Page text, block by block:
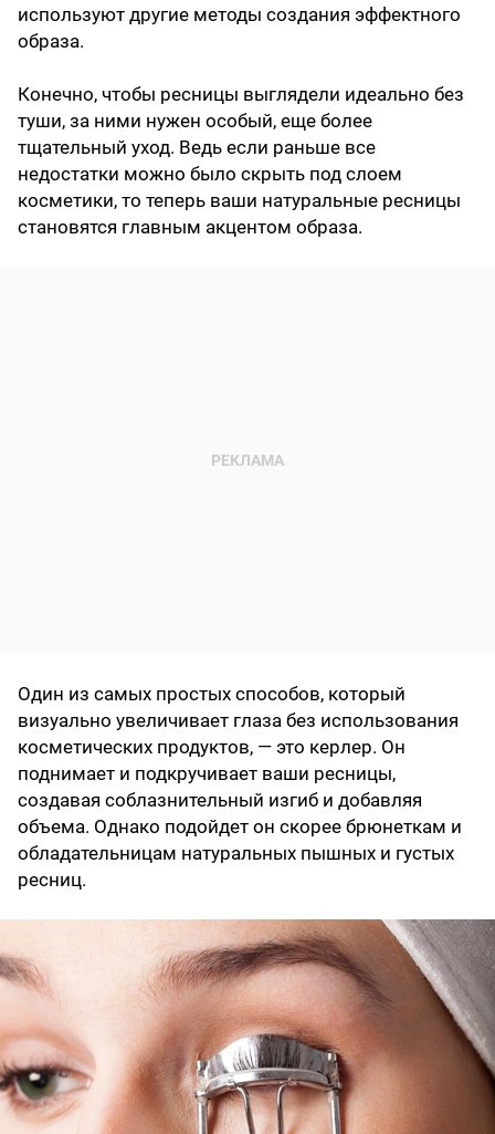
используют другие методы создания эффектного
образа.
Конечно, чтобы ресницы выглядели идеально без
туши, за ними нужен особый, еще более
тщательный уход. Ведь если раньше все
недостатки можно было скрыть под слоем
косметики, то теперь ваши натуральные ресницы
становятся главным акцентом образа.
Один из самых простых способов, который
визуально увеличивает глаза без использования
косметических продуктов, — это керлер. Он
поднимает и подкручивает ваши ресницы,
создавая соблазнительный изгиб и добавляя
объема. Однако подойдет он скорее брюнеткам и
обладательницам натуральных пышных и густых
ресниц.